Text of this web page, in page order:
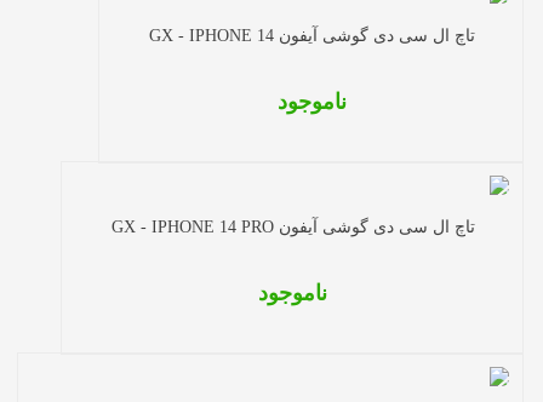
تاچ ال سی دی گوشی آیفون GX - IPHONE 14
ناموجود
تاچ ال سی دی گوشی آیفون GX - IPHONE 14 PRO
ناموجود